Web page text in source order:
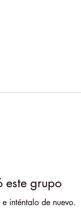
este grupo
inténtalo de nuevo.